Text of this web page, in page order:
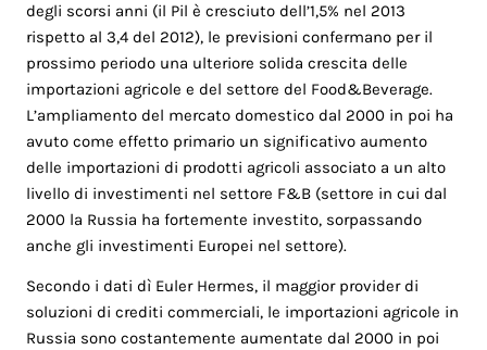
degli scorsi anni (il Pil è cresciuto dell’1,5% nel 2013
rispetto al 3,4 del 2012), le previsioni confermano per il
prossimo periodo una ulteriore solida crescita delle
importazioni agricole e del settore del Food&Beverage.
L’ampliamento del mercato domestico dal 2000 in poi ha
avuto come effetto primario un significativo aumento
delle importazioni di prodotti agricoli associato a un alto
livello di investimenti nel settore F&B (settore in cui dal
2000 la Russia ha fortemente investito, sorpassando
anche gli investimenti Europei nel settore).
Secondo i dati dì Euler Hermes, il maggior provider di
soluzioni di crediti commerciali, le importazioni agricole in
Russia sono costantemente aumentate dal 2000 in poi